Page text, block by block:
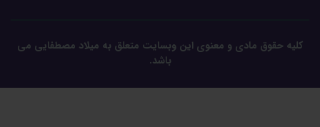
کلیه حقوق مادی و معنوی این وبسایت متعلق به میلاد مصطفایی می
باشد.